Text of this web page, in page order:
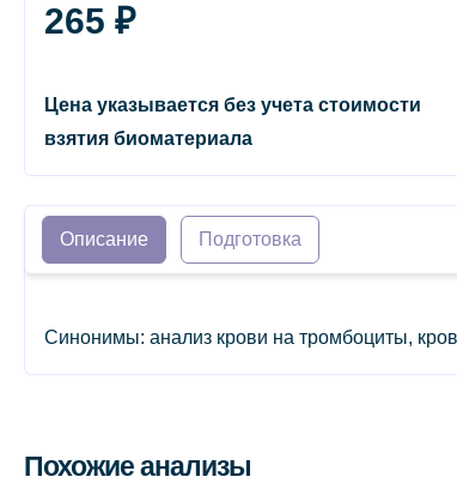
265 ₽
Цена указывается без учета стоимости
взятия биоматериала
Описание Подготовка
Синонимы: анализ крови на тромбоциты,
Похожие анализы